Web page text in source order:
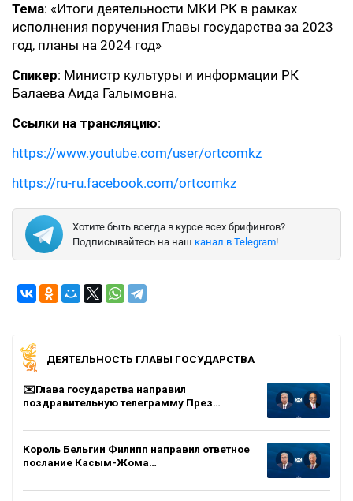
Тема: «Итоги деятельности МКИ РК в рамках
исполнения поручения Главы государства за 2023
год, планы на 2024 год»
Спикер: Министр культуры и информации РК
Балаева Аида Галымовна.
Ссылки на трансляцию:
https://www.youtube.com/user/ortcomkz
https://ru-ru.facebook.com/ortcomkz
Хотите быть всегда в курсе всех брифингов?
Подписывайтесь на наш канал в Telegram!
ДЕЯТЕЛЬНОСТЬ ГЛАВЫ ГОСУДАРСТВА
✉️Глава государства направил
поздравительную телеграмму През…
Король Бельгии Филипп направил ответное
послание Касым-Жома…